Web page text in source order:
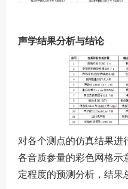
声学结果分析与结论
对各个测点的仿真结果进
各音质参量的彩色网格示
定程度的预测分析，结果